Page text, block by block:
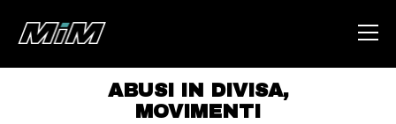
HOME
ABUSI IN DIVISA,
MOVIMENTI